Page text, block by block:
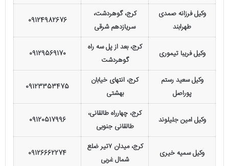
وکیل فرزانه صمدی
طهرابند
کرج، گوهردشت،
سریازدهم شرقی
09124982676
وکیل فریبا تیموری
کرج، بعد از پل سه راه
گوهردشت
09129569170
وکیل سعید رستم
پوراصل
کرج، انتهای خیابان
بهشتی
09123353475
وکیل امین جلیلوند
کرج، چهارراه طالقانی،
طالقانی جنوبی
09120517996
وکیل سمیه خیری
کرج، میدان ۷تیر ضلع
شمال غربی
09126662274